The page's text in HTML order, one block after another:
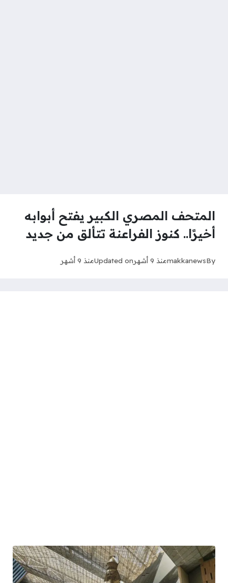
المتحف المصري الكبير يفتح أبوابه
أخيرًا.. كنوز الفراعنة تتألق من جديد
By
makkanewsمنذ 9 أشهر Updated onمنذ 9 أشهر